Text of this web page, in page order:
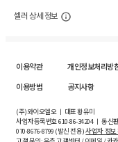
셀러 상세 정보
이용약관 개인정보처리방
이용방법
공지사항
(주)와이오엘오 ㅣ 대표 황유미
사업자등록번호610-86-34204ㅣ 통신
070-8676-8799 (발신 전용)사업자 정보